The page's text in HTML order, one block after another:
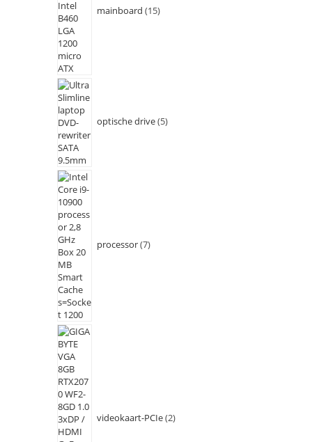
mainboard 15
optische drive 5
processor 7
videokaart-PCIe 2